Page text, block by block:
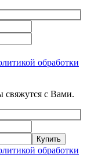
обработки
с Вами.
Купить
обработки